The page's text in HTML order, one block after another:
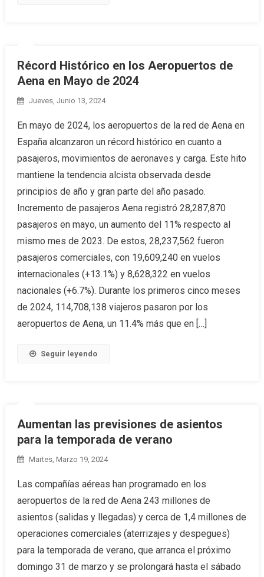
Récord Histórico en los Aeropuertos de
Aena en Mayo de 2024
Jueves, Junio 13, 2024
En mayo de 2024, los aeropuertos de la red de Aena en
España alcanzaron un récord histórico en cuanto a
pasajeros, movimientos de aeronaves y carga. Este hito
mantiene la tendencia alcista observada desde
principios de año y gran parte del año pasado.
Incremento de pasajeros Aena registró 28,287,870
pasajeros en mayo, un aumento del 11% respecto al
mismo mes de 2023. De estos, 28,237,562 fueron
pasajeros comerciales, con 19,609,240 en vuelos
internacionales (+13.1%) y 8,628,322 en vuelos
nacionales (+6.7%). Durante los primeros cinco meses
de 2024, 114,708,138 viajeros pasaron por los
aeropuertos de Aena, un 11.4% más que en […]
Seguir leyendo
Aumentan las previsiones de asientos
para la temporada de verano
Martes, Marzo 19, 2024
Las compañías aéreas han programado en los
aeropuertos de la red de Aena 243 millones de
asientos (salidas y llegadas) y cerca de 1,4 millones de
operaciones comerciales (aterrizajes y despegues)
para la temporada de verano, que arranca el próximo
domingo 31 de marzo y se prolongará hasta el sábado